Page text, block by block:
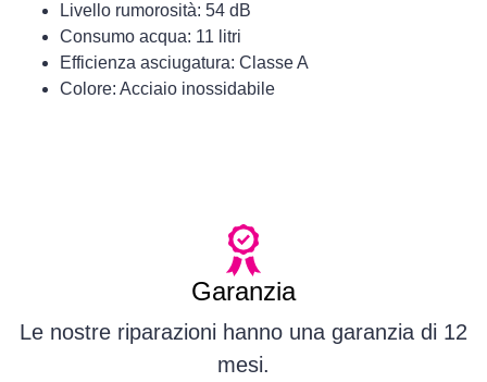
Livello rumorosità: 54 dB
Consumo acqua: 11 litri
Efficienza asciugatura: Classe A
Colore: Acciaio inossidabile
Garanzia
Le nostre riparazioni hanno una garanzia di 12
mesi.